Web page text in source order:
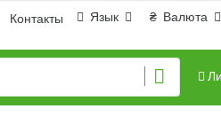
₴ Валюта
Язык
Контакты